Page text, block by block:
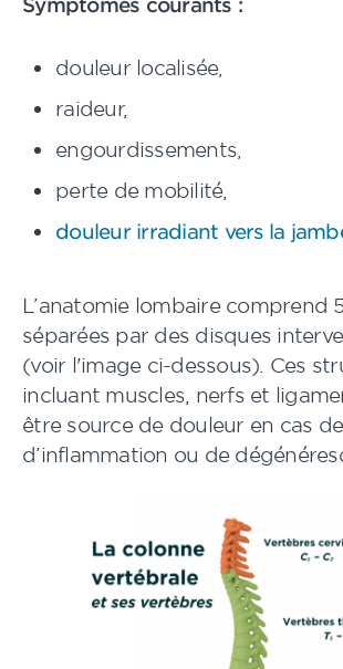
douleur localisée,
raideur,
engourdissements,
perte de mobilité,
douleur irradiant vers la
L’anatomie lombaire comprend
séparées par des disques
(voir l'image ci-dessous). Ces
incluant muscles, nerfs et
être source de douleur en cas
d’inflammation ou de